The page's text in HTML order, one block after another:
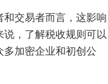
交易者而言，这影响
，了解税收规则可以
加密企业和初创公